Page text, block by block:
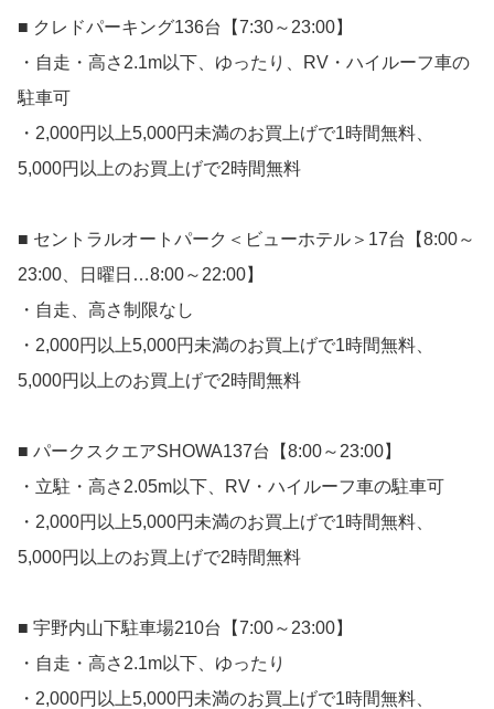
■ クレドパーキング136台【7:30～23:00】
・自走・高さ2.1m以下、ゆったり、RV・ハイルーフ車の
駐車可
・2,000円以上5,000円未満のお買上げで1時間無料、
5,000円以上のお買上げで2時間無料
■ セントラルオートパーク＜ビューホテル＞17台【8:00～
23:00、日曜日…8:00～22:00】
・自走、高さ制限なし
・2,000円以上5,000円未満のお買上げで1時間無料、
5,000円以上のお買上げで2時間無料
■ パークスクエアSHOWA137台【8:00～23:00】
・立駐・高さ2.05m以下、RV・ハイルーフ車の駐車可
・2,000円以上5,000円未満のお買上げで1時間無料、
5,000円以上のお買上げで2時間無料
■ 宇野内山下駐車場210台【7:00～23:00】
・自走・高さ2.1m以下、ゆったり
・2,000円以上5,000円未満のお買上げで1時間無料、